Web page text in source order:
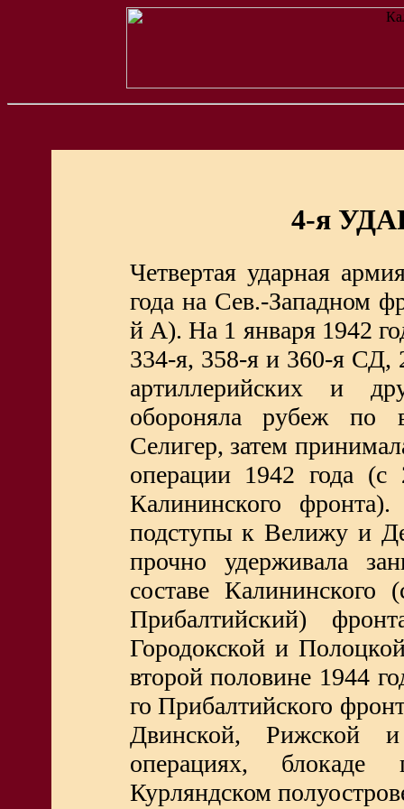
4-я
Четвертая ударная
года на Сев.-Западном
й А). На 1 января 1942
334-я, 358-я и 360-я СД,
артиллерийских и
обороняла рубеж по
Селигер, затем
операции 1942 года (с
Калининского
подступы к Велижу и
прочно удерживала
составе
Прибалтийский)
Городокской и
второй половине 1944
го Прибалтийского
Двинской, Рижской и
операциях, блокаде
Курляндском